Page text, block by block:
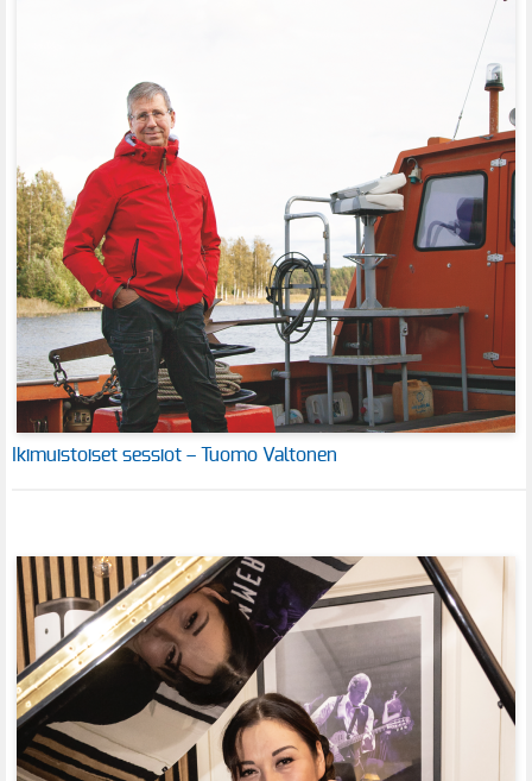
Ikimuistoiset sessiot – Tuomo Valtonen